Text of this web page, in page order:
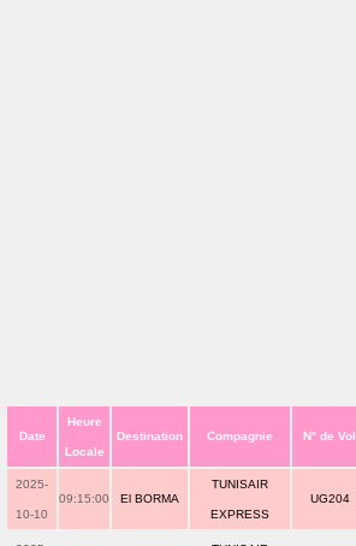
Date
Heure
Locale
Destination Compagnie N° de Vol
2025-
10-10
09:15:00 El BORMA
TUNISAIR
EXPRESS
UG204